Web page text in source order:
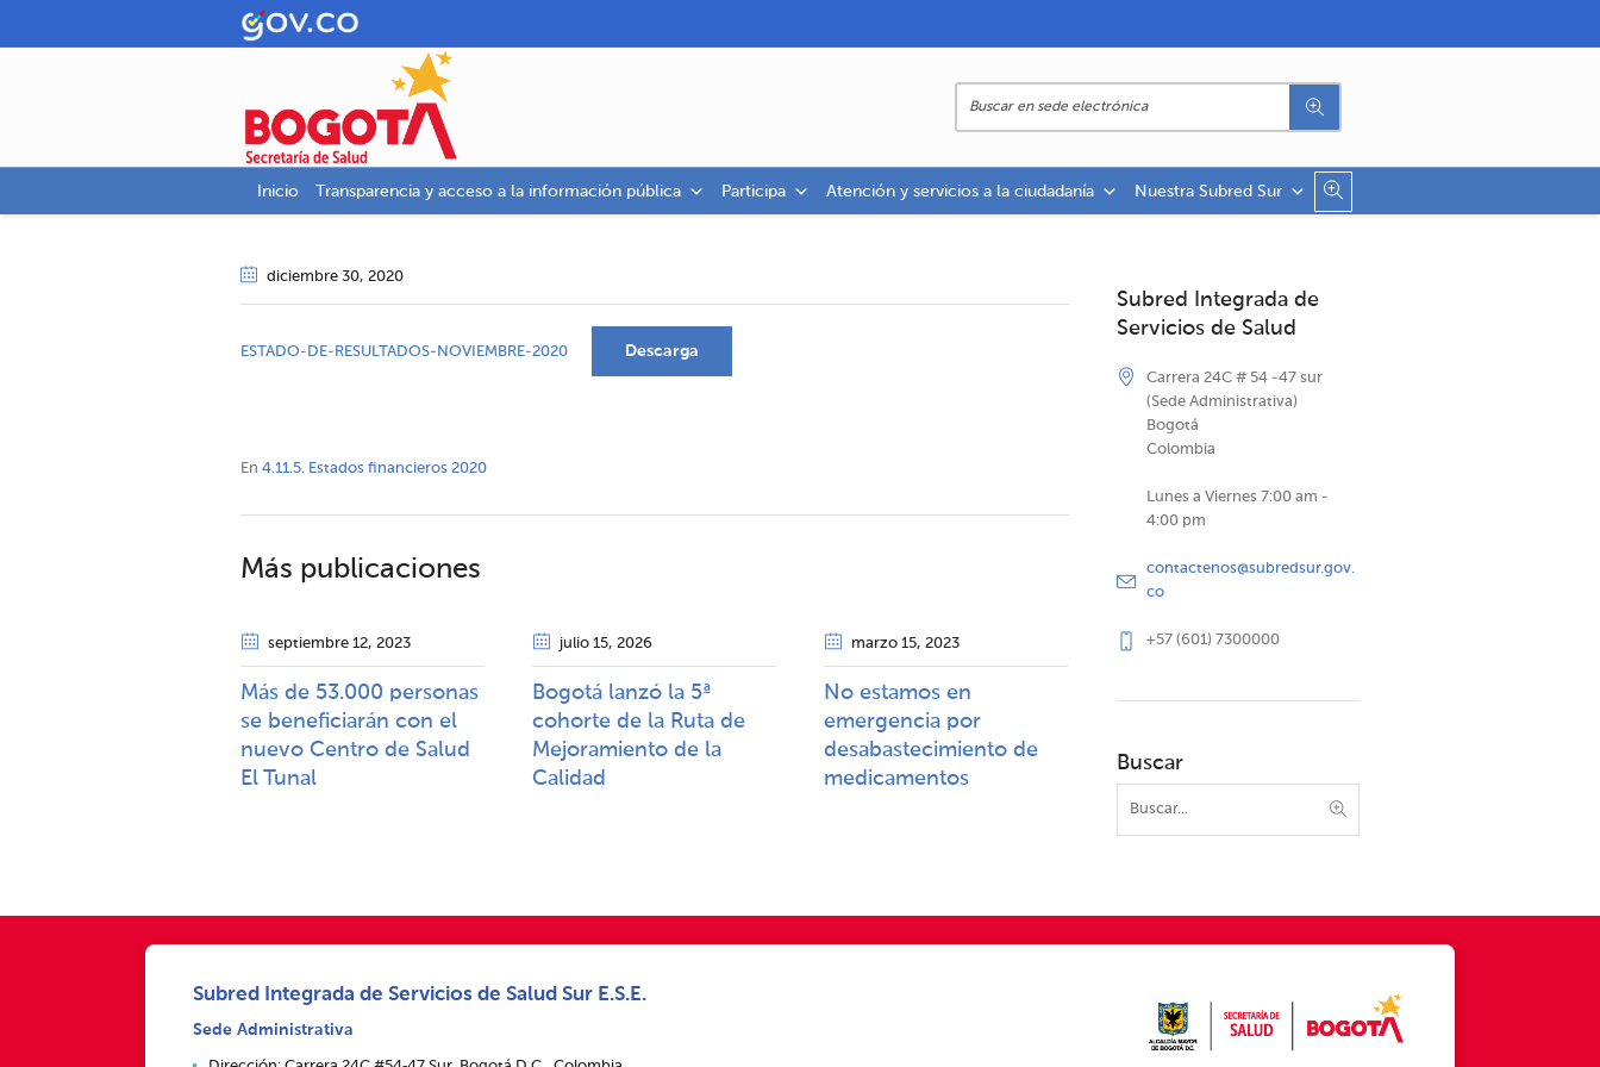
Inicio Transparencia y acceso a la información pública Participa Atención y servicios a la ciudadanía Nuestra Subred Sur
diciembre 30, 2020
ESTADO-DE-RESULTADOS-NOVIEMBRE-2020 Descarga
En 4.11.5. Estados financieros 2020
Más publicaciones
septiembre 12, 2023
Más de 53.000 personas
se beneficiarán con el
nuevo Centro de Salud
El Tunal
julio 15, 2026
Bogotá lanzó la 5ª
cohorte de la Ruta de
Mejoramiento de la
Calidad​​
marzo 15, 2023
No estamos en
emergencia por
desabastecimiento de
medicamentos
Subred Integrada de
Servicios de Salud
Carrera 24C # 54 -47 sur
(Sede Administrativa)
Bogotá
Colombia
Lunes a Viernes 7:00 am -
4:00 pm
contactenos@subredsur.gov.
co
+57 (601) 7300000
Buscar
Subred Integrada de Servicios de Salud Sur E.S.E.
Sede Administrativa